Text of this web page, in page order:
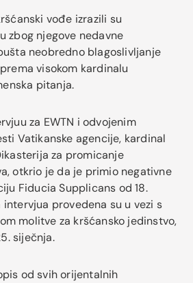
vođe izrazili su
zbog njegove nedavne
neobredno blagoslivljanje
visokom kardinalu
pitanja.
za EWTN i odvojenim
Vatikanske agencije, kardinal
za promicanje
otkrio je da je primio negativne
Fiducia Supplicans od 18.
provedena su u vezi s
molitve za kršćansko jedinstvo,
siječnja.
od svih orijentalnih